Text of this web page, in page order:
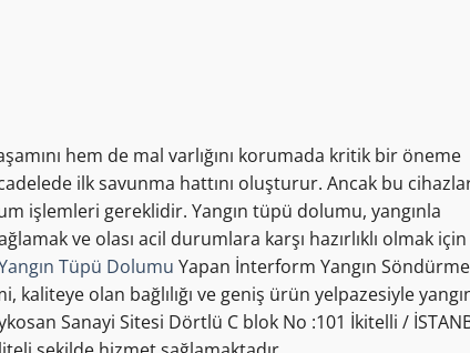
hem de mal varlığını korumada kritik bir öneme
ilk savunma hattını oluşturur. Ancak bu
işlemleri gereklidir. Yangın tüpü dolumu, yangınla
ve olası acil durumlara karşı hazırlıklı olmak
Tüpü Dolumu Yapan İnterform Yangın
olan bağlılığı ve geniş ürün yelpazesiyle
Sanayi Sitesi Dörtlü C blok No :101 İkitelli /